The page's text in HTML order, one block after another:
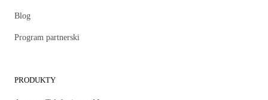
Blog
Program partnerski
PRODUKTY